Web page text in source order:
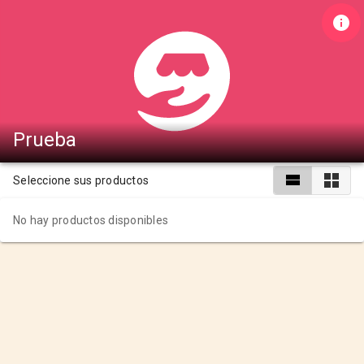
Prueba
Seleccione sus productos
No hay productos disponibles